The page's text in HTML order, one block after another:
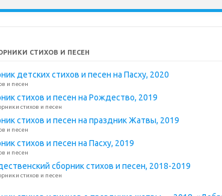
СТИХОВ И ПЕСЕН
детских стихов и песен на Пасху, 2020
и песен
стихов и песен на Рождество, 2019
стихов и песен
стихов и песен на праздник Жатвы, 2019
и песен
стихов и песен на Пасху, 2019
и песен
сборник стихов и песен, 2018-2019
стихов и песен